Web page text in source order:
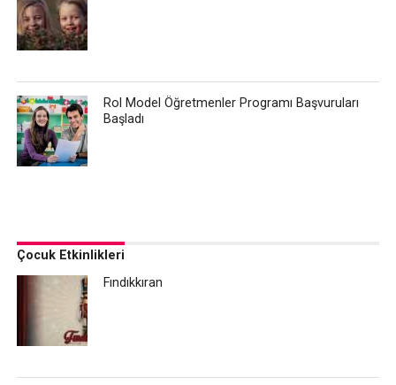
Rol Model Öğretmenler Programı Başvuruları
Başladı
Çocuk Etkinlikleri
Fındıkkıran